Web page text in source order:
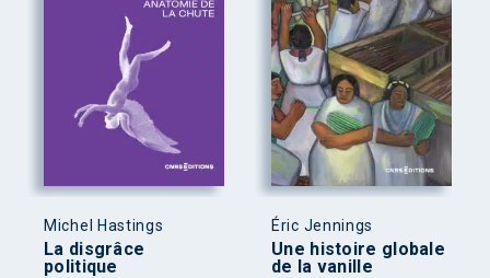
Michel Hastings
La disgrâce
politique
Éric Jennings
Une histoire globale
de la vanille